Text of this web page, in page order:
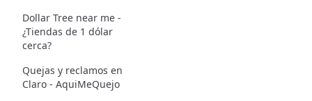
Dollar Tree near me -
¿Tiendas de 1 dólar
cerca?
Quejas y reclamos en
Claro - AquiMeQuejo